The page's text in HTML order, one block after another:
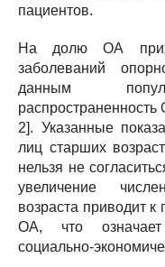
пациентов.
На долю ОА
заболеваний
данным
распространенность
2]. Указанные
лиц старших
нельзя не
увеличение
возраста приводит
ОА, что
социально-